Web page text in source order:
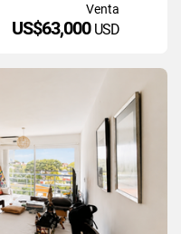
Venta
US$63,000 USD